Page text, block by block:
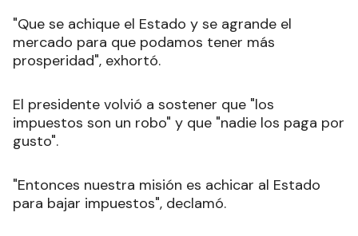
"Que se achique el Estado y se agrande el
mercado para que podamos tener más
prosperidad", exhortó.
El presidente volvió a sostener que "los
impuestos son un robo" y que "nadie los paga por
gusto".
"Entonces nuestra misión es achicar al Estado
para bajar impuestos", declamó.